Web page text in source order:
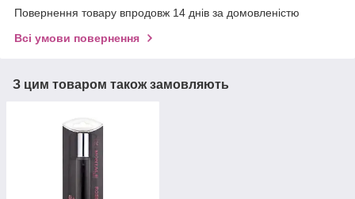
Повернення товару впродовж 14 днів за домовленістю
Всі умови повернення
З цим товаром також замовляють